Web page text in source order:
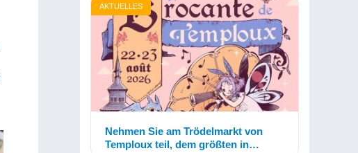
AKTUELLES
Nehmen Sie am Trödelmarkt von
Temploux teil, dem größten in